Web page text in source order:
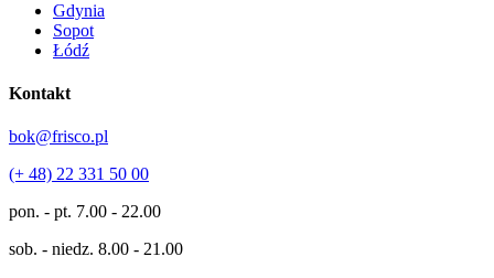
Gdynia
Sopot
Łódź
Kontakt
bok@frisco.pl
(+ 48) 22 331 50 00
pon. - pt. 7.00 - 22.00
sob. - niedz. 8.00 - 21.00